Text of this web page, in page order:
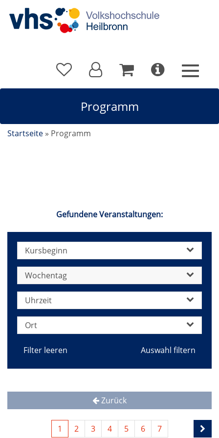
Programm
Startseite » Programm
Gefundene Veranstaltungen:
Kursbeginn
Wochentag
Uhrzeit
Ort
Filter leeren
Zurück
1 2 3 4 5 6 7